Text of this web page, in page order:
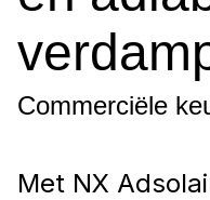
Commerciële
Met NX